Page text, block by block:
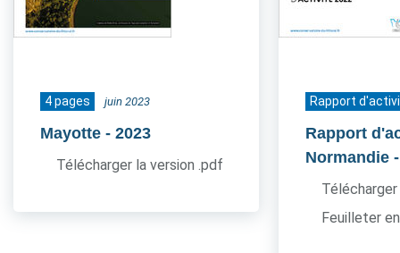
4 pages juin 2023
Mayotte - 2023
Télécharger la version .pdf
Rapport
Rapport
Normandie
Feuilleter